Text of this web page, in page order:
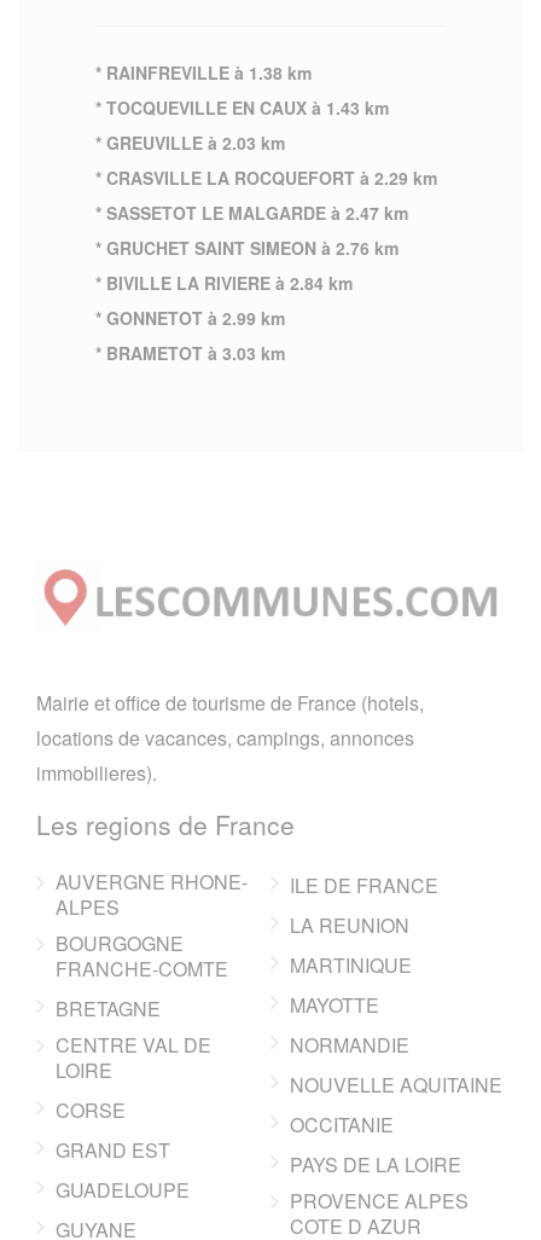
* RAINFREVILLE à 1.38 km
* TOCQUEVILLE EN CAUX à 1.43 km
* GREUVILLE à 2.03 km
* CRASVILLE LA ROCQUEFORT à 2.29 km
* SASSETOT LE MALGARDE à 2.47 km
* GRUCHET SAINT SIMEON à 2.76 km
* BIVILLE LA RIVIERE à 2.84 km
* GONNETOT à 2.99 km
* BRAMETOT à 3.03 km
Mairie et office de tourisme de France (hotels,
locations de vacances, campings, annonces
immobilieres).
Les regions de France
AUVERGNE RHONE-
ALPES
BOURGOGNE
FRANCHE-COMTE
BRETAGNE
CENTRE VAL DE
LOIRE
CORSE
GRAND EST
GUADELOUPE
GUYANE
ILE DE FRANCE
LA REUNION
MARTINIQUE
MAYOTTE
NORMANDIE
NOUVELLE AQUITAINE
OCCITANIE
PAYS DE LA LOIRE
PROVENCE ALPES
COTE D AZUR